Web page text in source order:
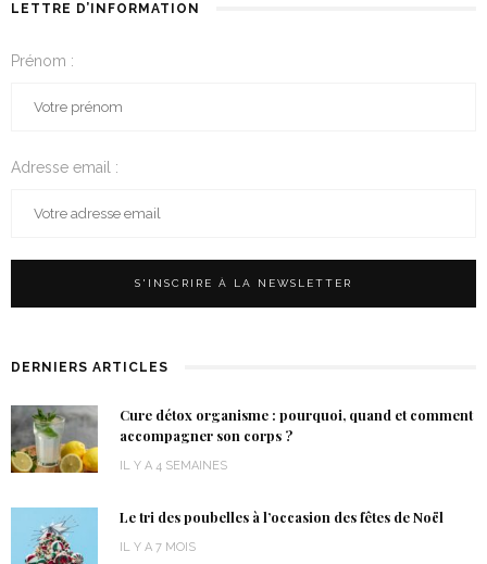
LETTRE D’INFORMATION
Prénom :
Adresse email :
DERNIERS ARTICLES
Cure détox organisme : pourquoi, quand et comment
accompagner son corps ?
IL Y A 4 SEMAINES
Le tri des poubelles à l’occasion des fêtes de Noël
IL Y A 7 MOIS